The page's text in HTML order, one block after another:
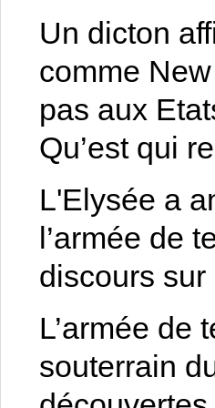
Un dicton
comme
pas aux
Qu’est qui
L'Elysée a
l’armée de
discours
L’armée de
souterrain